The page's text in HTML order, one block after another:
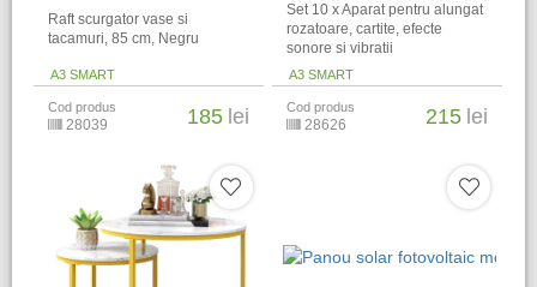
Raft scurgator vase si
tacamuri, 85 cm, Negru
A3 SMART
Cod produs
28039 185 lei
Set 10 x Aparat pentru alungat
rozatoare, cartite, efecte
sonore si vibratii
A3 SMART
Cod produs
28626 215 lei